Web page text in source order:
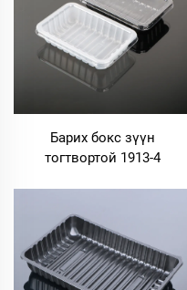
Барих бокс зүүн
тогтвортой 1913-4